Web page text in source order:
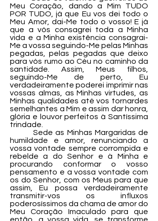
Meu Coração, dando a Mim TUDO
POR TUDO, já que Eu vos dei todo o
Meu Amor, dai-Me todo o vosso! E já
que a vós consagrei toda a Minha
vida e a Minha existência consagrai-
Me a vossa seguindo-Me pelas Minhas
pegadas, pelas pegadas que deixo
para vós rumo ao Céu no caminho da
santidade. Assim, Meus filhos,
seguindo-Me de perto, Eu
verdadeiramente poderei imprimir nas
vossas almas, as Minhas virtudes, as
Minhas qualidades até vos tornardes
semelhantes a Mim e assim dar honra,
glória e louvor perfeitos à Santíssima
trindade.
Sede as Minhas Margaridas de
humildade e amor, renunciando a
vossa vontade sempre corrompida e
rebelde a do Senhor e à Minha e
procurando conformar o vosso
pensamento e a vossa vontade com
os do Senhor, com os Meus para que
assim, Eu possa verdadeiramente
transmitir-vos os influxos
poderosíssimos da chama de amor do
Meu Coração Imaculado para que